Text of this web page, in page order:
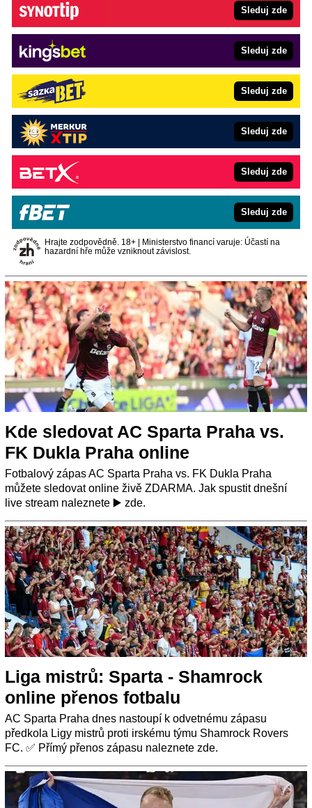
Sleduj zde
Sleduj zde
Sleduj zde
Sleduj zde
Sleduj zde
Sleduj zde
Hrajte zodpovědně. 18+ | Ministerstvo financí varuje: Účastí na
hazardní hře může vzniknout závislost.
Kde sledovat AC Sparta Praha vs.
FK Dukla Praha online
Fotbalový zápas AC Sparta Praha vs. FK Dukla Praha
můžete sledovat online živě ZDARMA. Jak spustit dnešní
live stream naleznete ▶️ zde.
Liga mistrů: Sparta - Shamrock
online přenos fotbalu
AC Sparta Praha dnes nastoupí k odvetnému zápasu
předkola Ligy mistrů proti irskému týmu Shamrock Rovers
FC. ✅ Přímý přenos zápasu naleznete zde.